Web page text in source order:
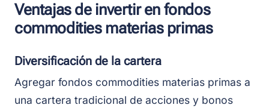
Ventajas de invertir en fondos
commodities materias primas
Diversificación de la cartera
Agregar fondos commodities materias primas a
una cartera tradicional de acciones y bonos